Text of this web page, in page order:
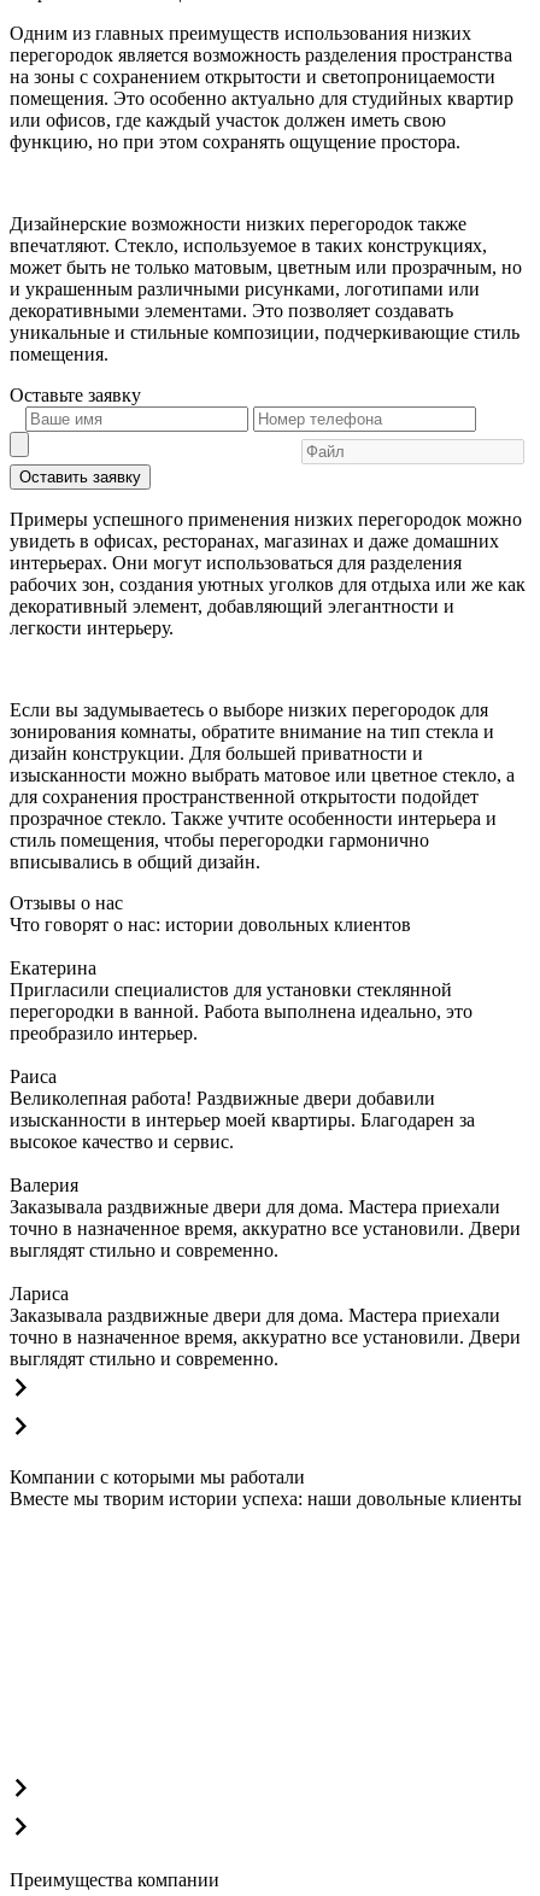
Одним из главных преимуществ использования низких
перегородок является возможность разделения пространства
на зоны с сохранением открытости и светопроницаемости
помещения. Это особенно актуально для студийных квартир
или офисов, где каждый участок должен иметь свою
функцию, но при этом сохранять ощущение простора.
Дизайнерские возможности низких перегородок также
впечатляют. Стекло, используемое в таких конструкциях,
может быть не только матовым, цветным или прозрачным, но
и украшенным различными рисунками, логотипами или
декоративными элементами. Это позволяет создавать
уникальные и стильные композиции, подчеркивающие стиль
помещения.
Оставьте заявку
Оставить заявку
Примеры успешного применения низких перегородок можно
увидеть в офисах, ресторанах, магазинах и даже домашних
интерьерах. Они могут использоваться для разделения
рабочих зон, создания уютных уголков для отдыха или же как
декоративный элемент, добавляющий элегантности и
легкости интерьеру.
Если вы задумываетесь о выборе низких перегородок для
зонирования комнаты, обратите внимание на тип стекла и
дизайн конструкции. Для большей приватности и
изысканности можно выбрать матовое или цветное стекло, а
для сохранения пространственной открытости подойдет
прозрачное стекло. Также учтите особенности интерьера и
стиль помещения, чтобы перегородки гармонично
вписывались в общий дизайн.
Отзывы о нас
Что говорят о нас: истории довольных клиентов
Екатерина
Пригласили специалистов для установки стеклянной
перегородки в ванной. Работа выполнена идеально, это
преобразило интерьер.
Раиса
Великолепная работа! Раздвижные двери добавили
изысканности в интерьер моей квартиры. Благодарен за
высокое качество и сервис.
Валерия
Заказывала раздвижные двери для дома. Мастера приехали
точно в назначенное время, аккуратно все установили. Двери
выглядят стильно и современно.
Лариса
Заказывала раздвижные двери для дома. Мастера приехали
точно в назначенное время, аккуратно все установили. Двери
выглядят стильно и современно.
Компании с которыми мы работали
Вместе мы творим истории успеха: наши довольные клиенты
Преимущества компании